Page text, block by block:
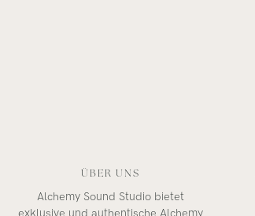
ÜBER UNS
Alchemy Sound Studio bietet
exklusive und authentische Alchemy